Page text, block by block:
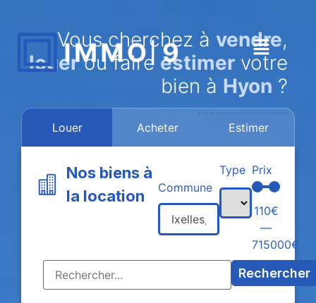
Vous cherchez à vendre,
louerou faire estimer votre
bien à Hyon ?
Louer Acheter Estimer
Nos biens à
la location
Prix
110€
—
715000€
Type
Commune
Rechercher